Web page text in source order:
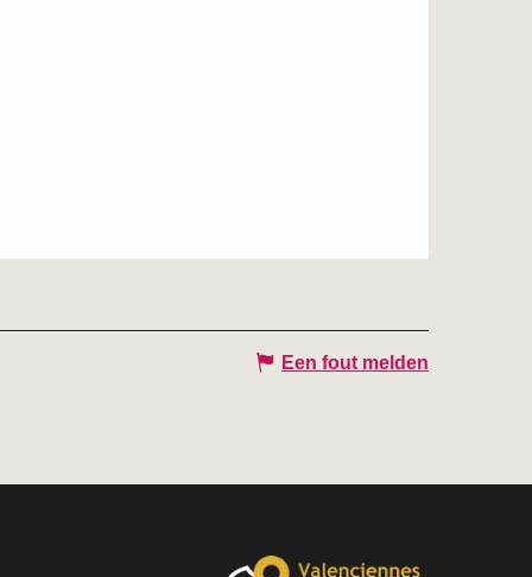
Een fout melden